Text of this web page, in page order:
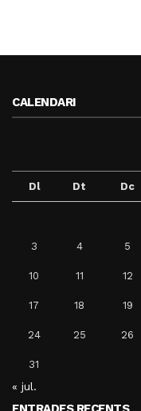
CALENDARI
Dl Dt Dc
3 4 5
10 11 12
17 18 19
24 25 26
31
« jul.